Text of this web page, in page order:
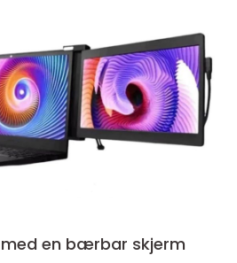
en bærbar skjerm